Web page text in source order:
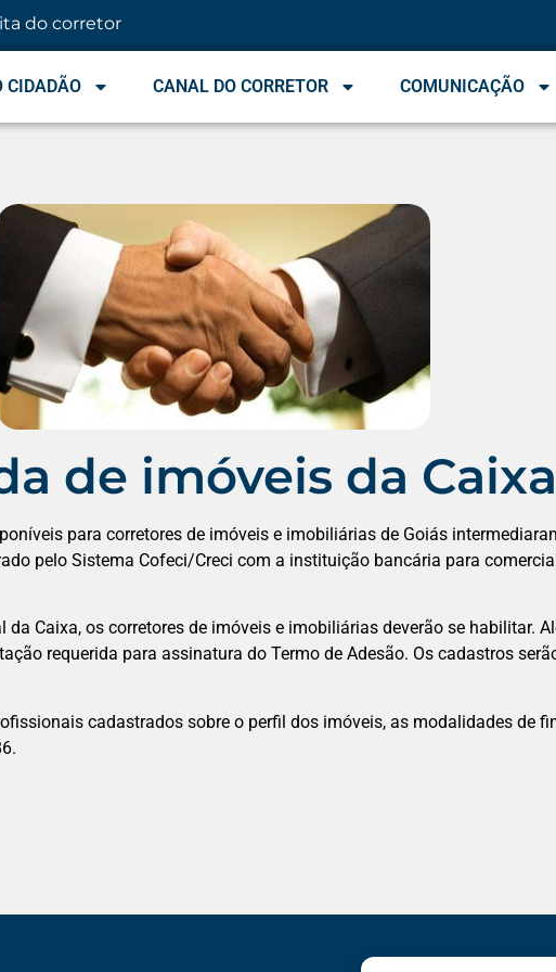
do corretor
CIDADÃO CANAL DO CORRETOR COMUNICAÇÃO
de imóveis da Caixa
para corretores de imóveis e imobiliárias de Goiás
pelo Sistema Cofeci/Creci com a instituição bancária para
Caixa, os corretores de imóveis e imobiliárias deverão se habilitar.
requerida para assinatura do Termo de Adesão. Os cadastros
cadastrados sobre o perfil dos imóveis, as modalidades de